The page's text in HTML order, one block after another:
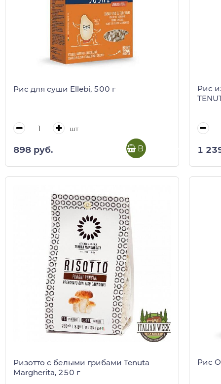
Рис для суши Ellebi, 500 г
шт
898 руб. В корзину
Рис
1
Ризотто с белыми грибами Tenuta
Margherita, 250 г
Рис